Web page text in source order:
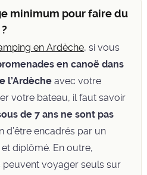
minimum pour faire du
en Ardèche, si vous
en canoë dans
l’Ardèche avec votre
votre bateau, il faut savoir
de 7 ans ne sont pas
d’être encadrés par un
diplômé. En outre,
voyager seuls sur